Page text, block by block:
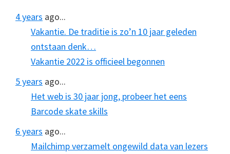
4 years ago...
Vakantie. De traditie is zo’n 10 jaar geleden
ontstaan denk…
Vakantie 2022 is officieel begonnen
5 years ago...
Het web is 30 jaar jong, probeer het eens
Barcode skate skills
6 years ago...
Mailchimp verzamelt ongewild data van lezers